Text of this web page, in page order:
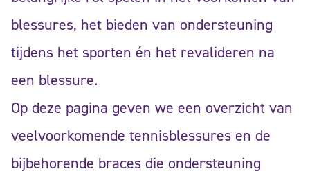
blessures, het bieden van ondersteuning
tijdens het sporten én het revalideren na
een blessure.
Op deze pagina geven we een overzicht van
veelvoorkomende tennisblessures en de
bijbehorende braces die ondersteuning